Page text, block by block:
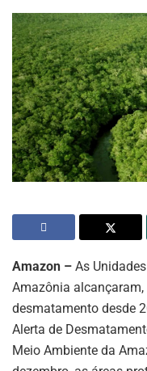
Amazon – As
Amazônia
desmatamento desde
Alerta de
Meio Ambiente da